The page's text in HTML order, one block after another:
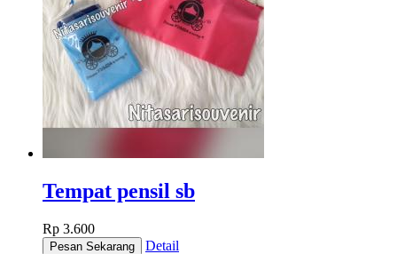
Tempat pensil sb
Rp 3.600
Detail